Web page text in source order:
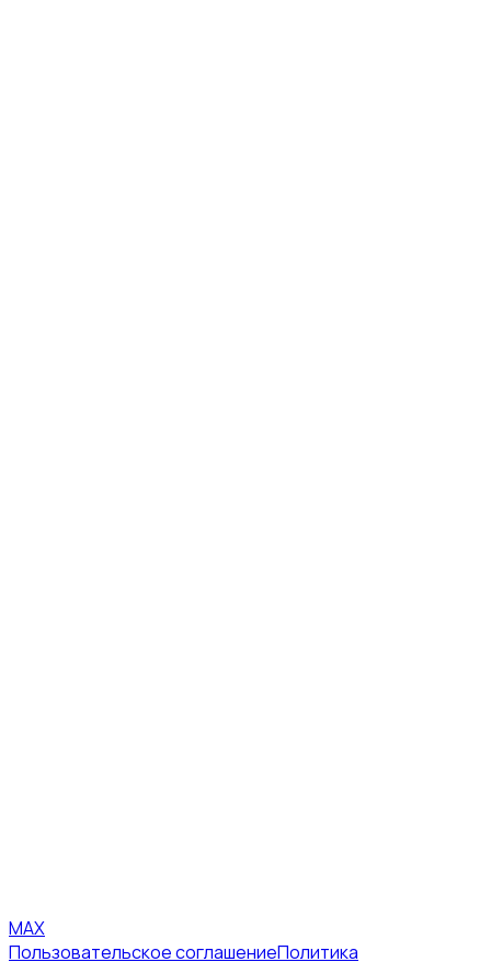
MAX
Пользовательское соглашениеПолитика